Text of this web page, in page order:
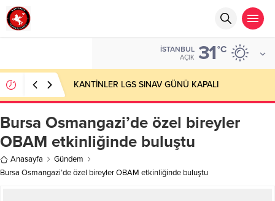
İSTANBUL
AÇIK 31°C
KANTİNLER LGS SINAV GÜNÜ KAPALI
Bursa Osmangazi’de özel bireyler
OBAM etkinliğinde buluştu
Anasayfa
Gündem
Bursa Osmangazi’de özel bireyler OBAM etkinliğinde buluştu